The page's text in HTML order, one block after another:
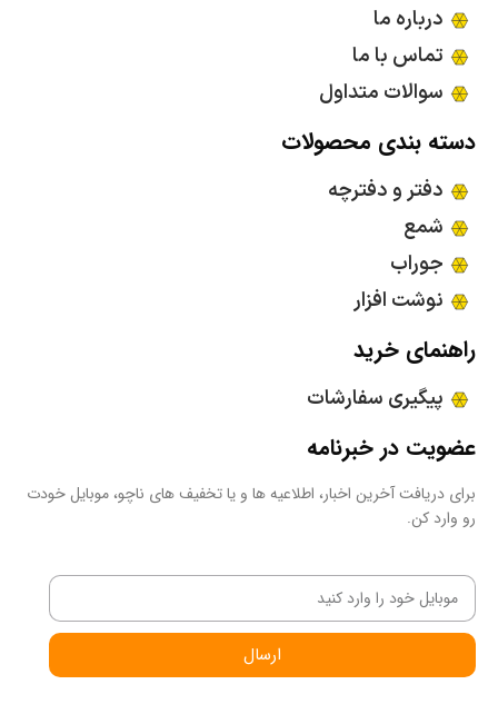
درباره ما
تماس با ما
سوالات متداول
دسته بندی محصولات
دفتر و دفترچه
شمع
جوراب
نوشت افزار
راهنمای خرید
پیگیری سفارشات
عضویت در خبرنامه
برای دریافت آخرین اخبار، اطلاعیه ها و یا تخفیف های ناچو، موبایل خودت
رو وارد کن.
ارسال